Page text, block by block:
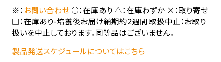
※：お問い合わせ○：在庫あり △：在庫わずか ×：取り寄せ
□：在庫あり-培養後お届け納期約2週間 取扱中止：お取り
扱いを中止しております。同等品はございません。
製品発送スケジュールについてはこちら